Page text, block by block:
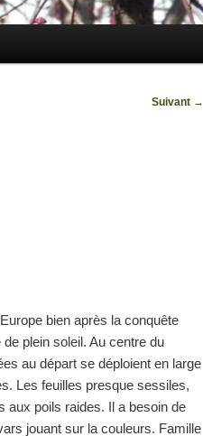
Suivant →
bien après la conquête
plein soleil. Au centre du
au départ se déploient en large
Les feuilles presque sessiles,
aux poils raides. Il a besoin de
jouant sur la couleurs. Famille